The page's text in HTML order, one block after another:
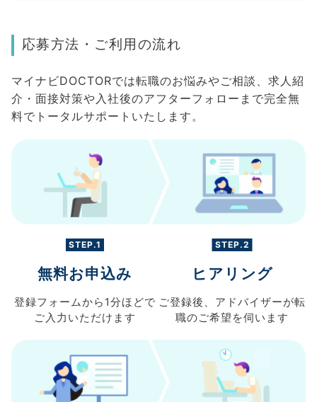
応募方法・ご利用の流れ
マイナビDOCTORでは転職のお悩みやご相談、求人紹
介・面接対策や入社後のアフターフォローまで完全無
料でトータルサポートいたします。
STEP.1
無料お申込み
登録フォームから 1分ほどで
ご入力 いただけます
STEP.2
ヒアリング
ご登録後、 アドバイザーが転
職のご希望を伺います